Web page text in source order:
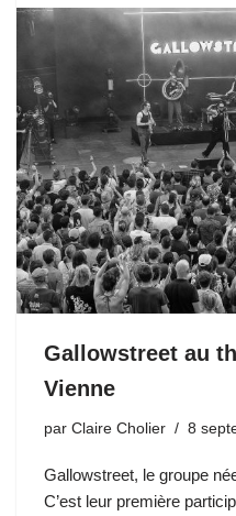
Gallowstreet au
Vienne
par Claire Cholier 8
Gallowstreet, le groupe
C’est leur première